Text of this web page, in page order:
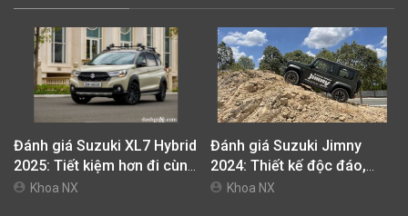
Đánh giá Suzuki XL7 Hybrid
2025: Tiết kiệm hơn đi cùng
giá bán tốt
Khoa NX
Đánh giá Suzuki Jimny
2024: Thiết kế độc đáo,
vượt địa hình đỉnh cao
Khoa NX